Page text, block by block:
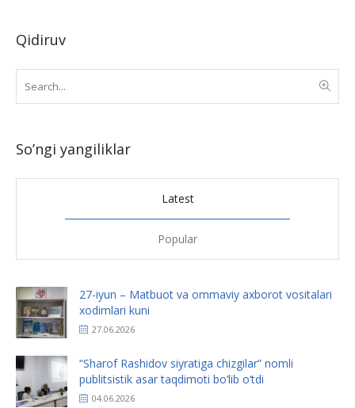
Qidiruv
So’ngi yangiliklar
Latest
Popular
27-iyun – Matbuot va ommaviy axborot vositalari
xodimlari kuni
27.06.2026
“Sharof Rashidov siyratiga chizgilar” nomli
publitsistik asar taqdimoti bo‘lib o‘tdi
04.06.2026